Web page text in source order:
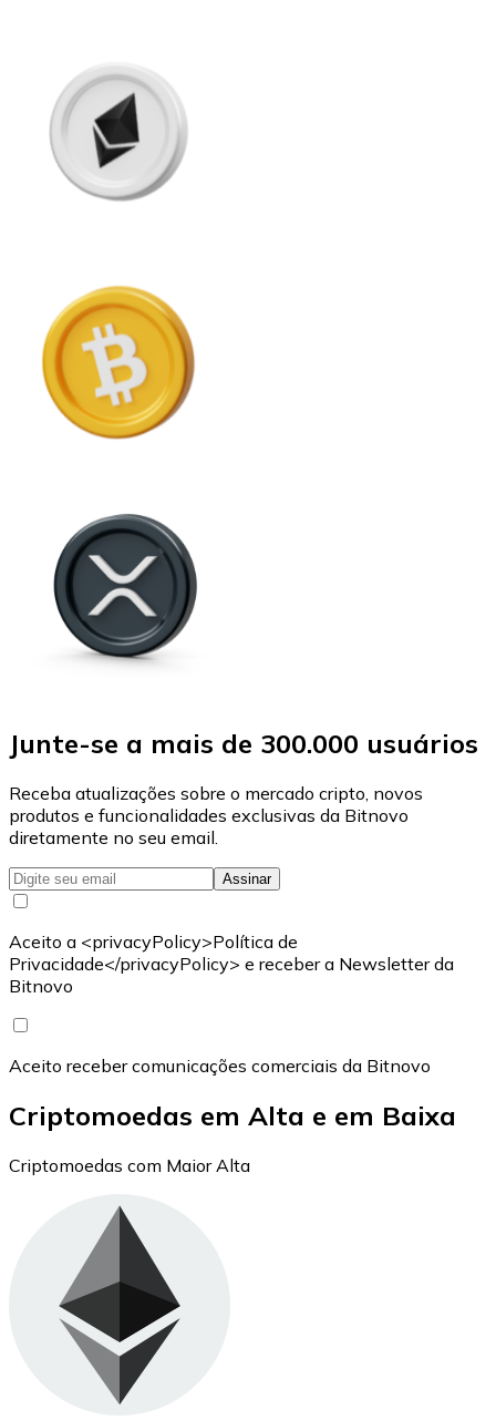
Junte-se a mais de 300.000 usuários
Receba atualizações sobre o mercado cripto, novos
produtos e funcionalidades exclusivas da Bitnovo
diretamente no seu email.
Assinar
Aceito a <privacyPolicy>Política de
Privacidade</privacyPolicy> e receber a Newsletter da
Bitnovo
Aceito receber comunicações comerciais da Bitnovo
Criptomoedas em Alta e em Baixa
Criptomoedas com Maior Alta